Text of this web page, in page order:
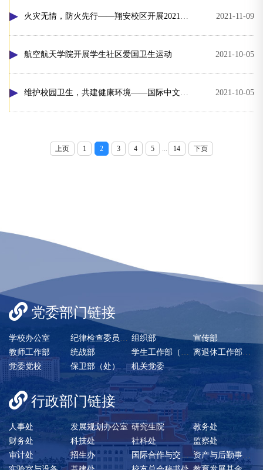
火灾无情，防火先行——翔安校区开展2021年学生公寓“11·9”消防疏散演练活动 2021-11-09
航空航天学院开展学生社区爱国卫生运动 2021-10-05
维护校园卫生，共建健康环境——国际中文教育学院/海外教育学院开展爱国卫生运动 2021-10-05
上页 1 2 3 4 5 14 下页
党委部门链接
学校办公室 纪律检查委员会/巡察办 组织部
宣传部
教师工作部
统战部 学生工作部（处）
离退休工作部（处）
党委党校
保卫部（处） 机关党委
行政部门链接
人事处 发展规划办公室 研究生院
教务处
财务处
科技处 社科处
监察处
审计处
招生办 国际合作与交流处
资产与后勤事务管理处